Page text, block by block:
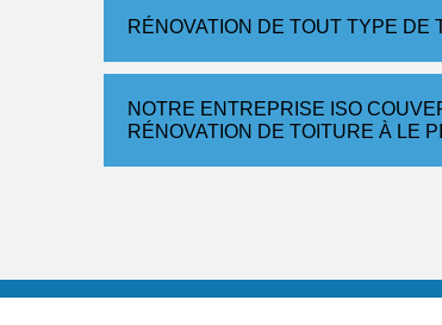
RÉNOVATION DE TOUT TYPE DE
NOTRE ENTREPRISE ISO
RÉNOVATION DE TOITURE À LE